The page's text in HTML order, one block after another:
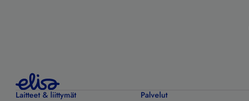
Laitteet & liittymät Palvelut